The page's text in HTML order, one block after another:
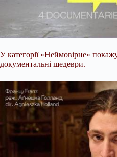
У категорії «Неймовірне»
документальні шедеври.